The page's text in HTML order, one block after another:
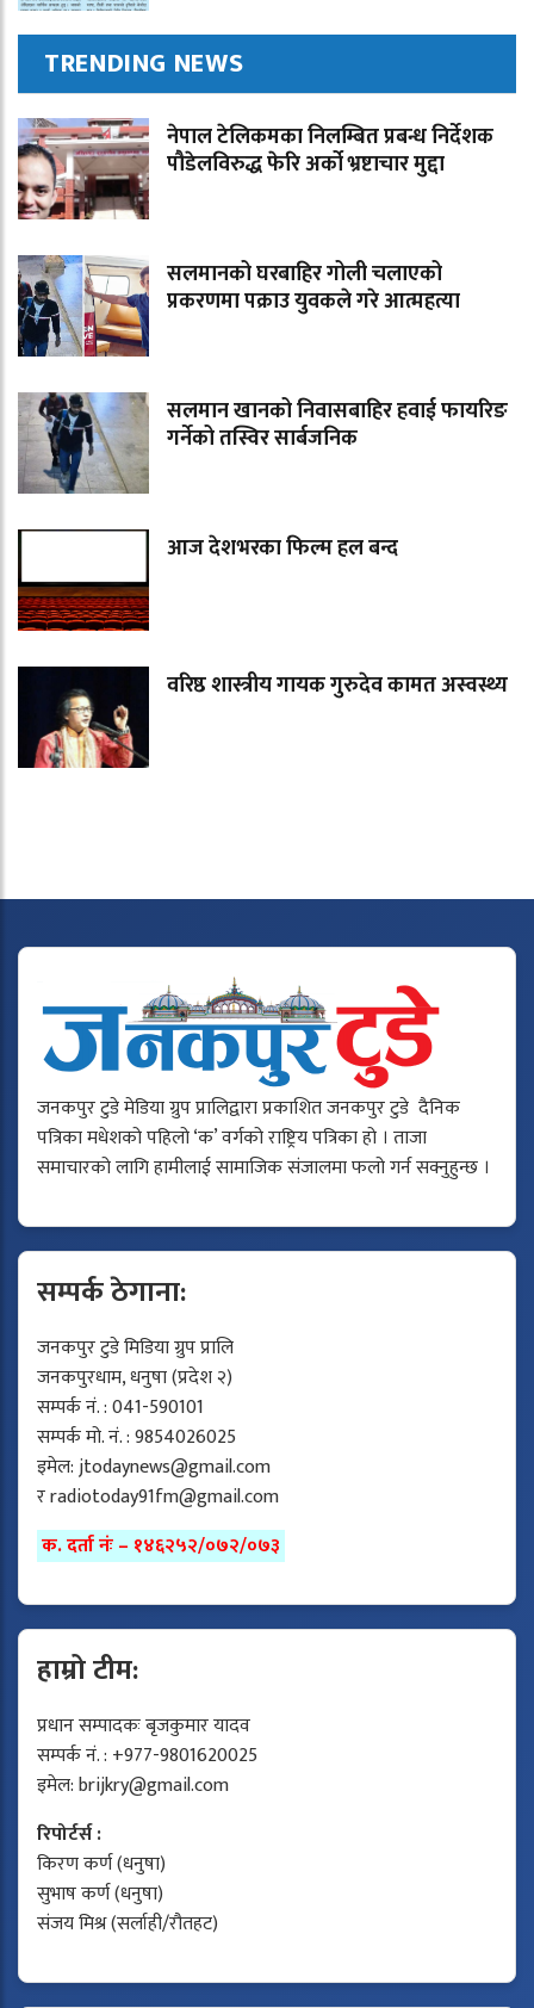
TRENDING NEWS
नेपाल टेलिकमका निलम्बित प्रबन्ध निर्देशक
पौडेलविरुद्ध फेरि अर्को भ्रष्टाचार मुद्दा
सलमानको घरबाहिर गोली चलाएको
प्रकरणमा पक्राउ युवकले गरे आत्महत्या
सलमान खानको निवासबाहिर हवाई फायरिङ
गर्नेको तस्विर सार्बजनिक
आज देशभरका फिल्म हल बन्द
वरिष्ठ शास्त्रीय गायक गुरुदेव कामत अस्वस्थ्य
जनकपुर टुडे मेडिया ग्रुप प्रालिद्वारा प्रकाशित जनकपुर टुडे दैनिक
पत्रिका मधेशको पहिलो ‘क’ वर्गको राष्ट्रिय पत्रिका हो । ताजा
समाचारको लागि हामीलाई सामाजिक संजालमा फलो गर्न सक्नुहुन्छ ।
सम्पर्क ठेगाना:
जनकपुर टुडे मिडिया ग्रुप प्रालि
जनकपुरधाम, धनुषा (प्रदेश २)
सम्पर्क नं. : 041-590101
सम्पर्क मो. नं. : 9854026025
इमेल:jtodaynews@gmail.com
रradiotoday91fm@gmail.com
क. दर्ता नंः – १४६२५२/०७२/०७३
हाम्रो टीम:
प्रधान सम्पादकः बृजकुमार यादव
सम्पर्क नं. : +977-9801620025
इमेल:brijkry@gmail.com
रिपोर्टर्स :
किरण कर्ण (धनुषा)
सुभाष कर्ण (धनुषा)
संजय मिश्र (सर्लाही/रौतहट)